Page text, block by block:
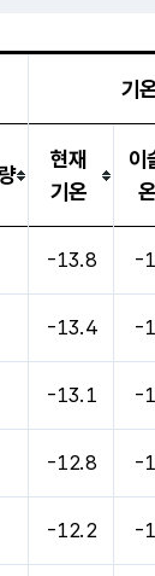
기
현재
기온
이
-13.8 -
-13.4 -
-13.1 -
-12.8 -
-12.2 -